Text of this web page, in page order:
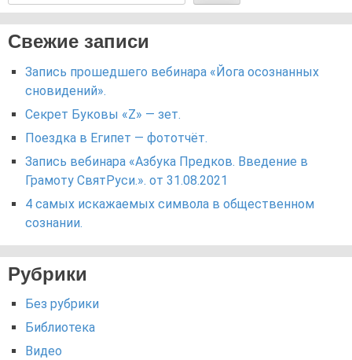
Свежие записи
Запись прошедшего вебинара «Йога осознанных
сновидений».
Секрет Буковы «Z» — зет.
Поездка в Египет — фототчёт.
Запись вебинара «Азбука Предков. Введение в
Грамоту СвятРуси.». от 31.08.2021
4 самых искажаемых символа в общественном
сознании.
Рубрики
Без рубрики
Библиотека
Видео